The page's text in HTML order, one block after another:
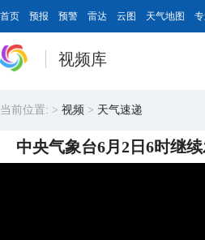
首页 预报 预警 雷达 云图 天气地图
视频库
当前位置: > 视频 > 天气速递
中央气象台6月2日6时继